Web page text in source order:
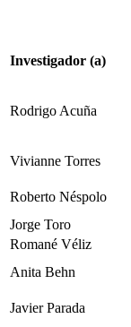
Investigador (a)
Rodrigo Acuña
Vivianne Torres
Roberto Néspolo
Jorge Toro
Romané Véliz
Anita Behn
Javier Parada